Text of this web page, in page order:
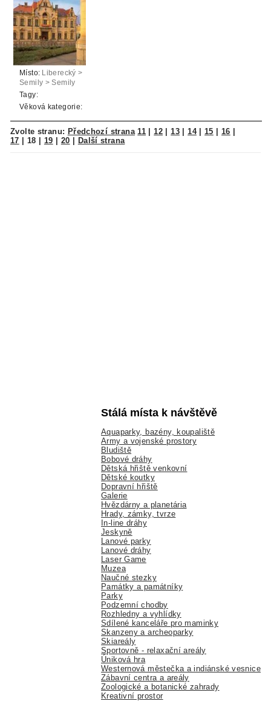
Místo:
Liberecký >
Semily > Semily
Tagy:
Věková kategorie:
Zvolte stranu: Předchozí strana 11 | 12 | 13| 14| 15 | 16 |
17 | 18 | 19 | 20 | Další strana
Stálá místa k návštěvě
Aquaparky, bazény, koupaliště
Army a vojenské prostory
Bludiště
Bobové dráhy
Dětská hřiště venkovní
Dětské koutky
Dopravní hřiště
Galerie
Hvězdárny a planetária
Hrady, zámky, tvrze
In-line dráhy
Jeskyně
Lanové parky
Lanové dráhy
Laser Game
Muzea
Naučné stezky
Památky a památníky
Parky
Podzemní chodby
Rozhledny a vyhlídky
Sdílené kanceláře pro maminky
Skanzeny a archeoparky
Skiareály
Sportovně - relaxační areály
Úniková hra
Westernová městečka a indiánské vesnice
Zábavní centra a areály
Zoologické a botanické zahrady
Kreativní prostor